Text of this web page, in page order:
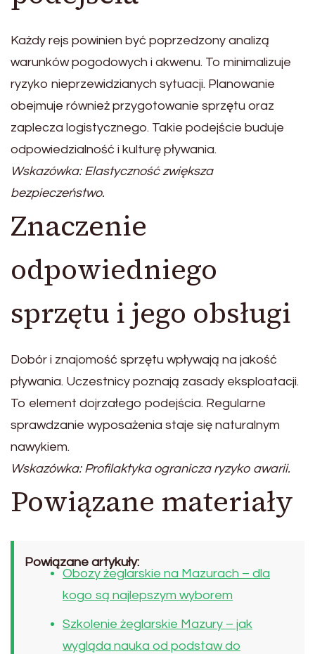
Każdy rejs powinien być poprzedzony analizą
warunków pogodowych i akwenu. To minimalizuje
ryzyko nieprzewidzianych sytuacji. Planowanie
obejmuje również przygotowanie sprzętu oraz
zaplecza logistycznego. Takie podejście buduje
odpowiedzialność i kulturę pływania.
Wskazówka: Elastyczność zwiększa
bezpieczeństwo.
Znaczenie
odpowiedniego
sprzętu i jego obsługi
Dobór i znajomość sprzętu wpływają na jakość
pływania. Uczestnicy poznają zasady eksploatacji.
To element dojrzałego podejścia. Regularne
sprawdzanie wyposażenia staje się naturalnym
nawykiem.
Wskazówka: Profilaktyka ogranicza ryzyko awarii.
Powiązane materiały
Powiązane artykuły:
Obozy żeglarskie na Mazurach – dla
kogo są najlepszym wyborem
Szkolenie żeglarskie Mazury – jak
wygląda nauka od podstaw do